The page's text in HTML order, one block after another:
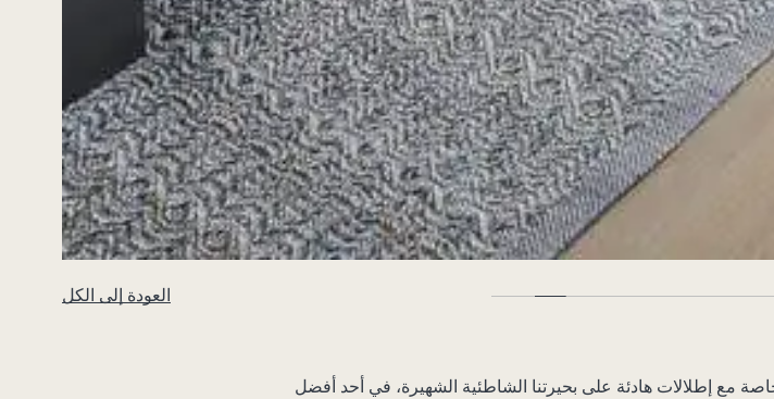
العودة إلى الكل
مع إطلالات هادئة على بحيرتنا الشاطئية الشهيرة، في أحد أفضل